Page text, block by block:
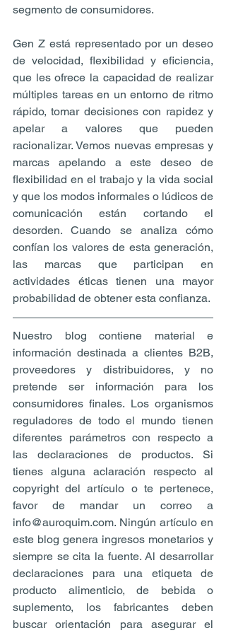
segmento de consumidores.
Gen Z está representado por un deseo
de velocidad, flexibilidad y eficiencia,
que les ofrece la capacidad de realizar
múltiples tareas en un entorno de ritmo
rápido, tomar decisiones con rapidez y
apelar a valores que pueden
racionalizar. Vemos nuevas empresas y
marcas apelando a este deseo de
flexibilidad en el trabajo y la vida social
y que los modos informales o lúdicos de
comunicación están cortando el
desorden. Cuando se analiza cómo
confían los valores de esta generación,
las marcas que participan en
actividades éticas tienen una mayor
probabilidad de obtener esta confianza.
Nuestro blog contiene material e
información destinada a clientes B2B,
proveedores y distribuidores, y no
pretende ser información para los
consumidores finales. Los organismos
reguladores de todo el mundo tienen
diferentes parámetros con respecto a
las declaraciones de productos. Si
tienes alguna aclaración respecto al
copyright del artículo o te pertenece,
favor de mandar un correo a
info@auroquim.com. Ningún artículo en
este blog genera ingresos monetarios y
siempre se cita la fuente. Al desarrollar
declaraciones para una etiqueta de
producto alimenticio, de bebida o
suplemento, los fabricantes deben
buscar orientación para asegurar el